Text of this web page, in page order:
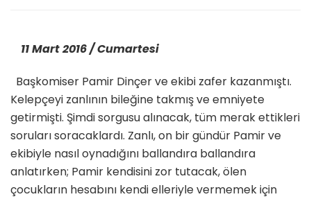
11 Mart 2016 / Cumartesi
Başkomiser Pamir Dinçer ve ekibi zafer kazanmıştı.
Kelepçeyi zanlının bileğine takmış ve emniyete
getirmişti. Şimdi sorgusu alınacak, tüm merak ettikleri
soruları soracaklardı. Zanlı, on bir gündür Pamir ve
ekibiyle nasıl oynadığını ballandıra ballandıra
anlatırken; Pamir kendisini zor tutacak, ölen
çocukların hesabını kendi elleriyle vermemek için